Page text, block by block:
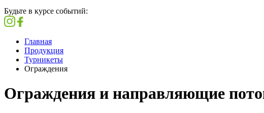
Будьте в курсе событий:
Главная
Продукция
Турникеты
Ограждения
Ограждения и направляющие